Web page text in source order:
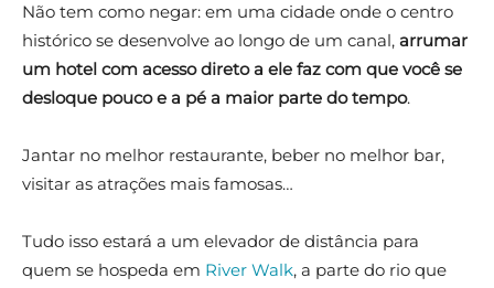
Não tem como negar: em uma cidade onde o centro
histórico se desenvolve ao longo de um canal, arrumar
um hotel com acesso direto a ele faz com que você se
desloque pouco e a pé a maior parte do tempo.
Jantar no melhor restaurante, beber no melhor bar,
visitar as atrações mais famosas…
Tudo isso estará a um elevador de distância para
quem se hospeda em River Walk, a parte do rio que